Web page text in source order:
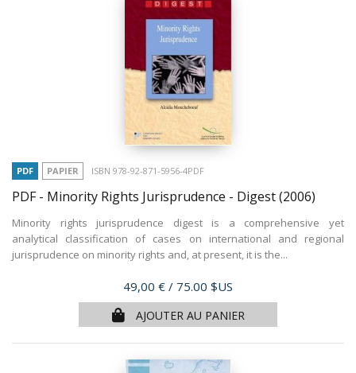
PDF PAPIER ISBN 978-92-871-5956-4PDF
PDF - Minority Rights Jurisprudence - Digest(2006)
Minority rights jurisprudence digest is a comprehensive yet
analytical classification of cases on international and regional
jurisprudence on minority rights and, at present, it is the...
Prix
49,00 € / 75.00 $US
AJOUTER AU PANIER